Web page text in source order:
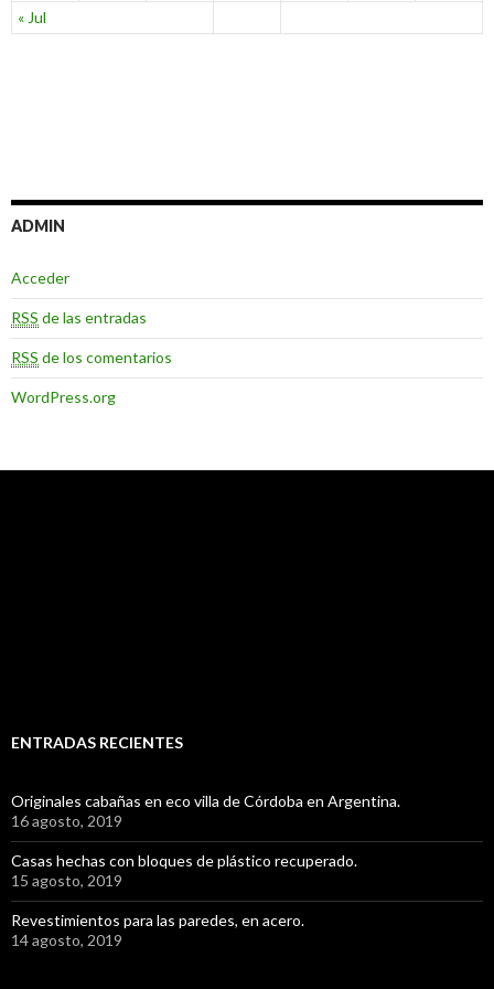
« Jul
ADMIN
Acceder
RSS de las entradas
RSS de los comentarios
WordPress.org
ENTRADAS RECIENTES
Originales cabañas en eco villa de Córdoba en Argentina.
16 agosto, 2019
Casas hechas con bloques de plástico recuperado.
15 agosto, 2019
Revestimientos para las paredes, en acero.
14 agosto, 2019